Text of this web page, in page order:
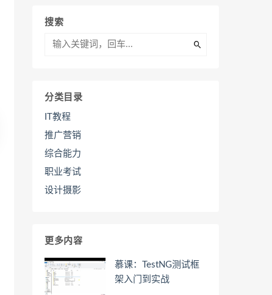
搜索
分类目录
IT教程
推广营销
综合能力
职业考试
设计摄影
更多内容
慕课：TestNG测试框
架入门到实战